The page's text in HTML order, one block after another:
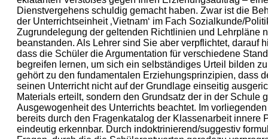
Dienstvergehens schuldig gemacht haben. Zwar ist die
der Unterrichtseinheit ‚Vietnam‘ im Fach Sozialkunde/
Zugrundelegung der geltenden Richtlinien und Lehrpläne
beanstanden. Als Lehrer sind Sie aber verpflichtet, darauf
dass die Schüler die Argumentation für verschiedene
begreifen lernen, um sich ein selbständiges Urteil bilden
gehört zu den fundamentalen Erziehungsprinzipien, dass
seinen Unterricht nicht auf der Grundlage einseitig
Materials erteilt, sondern den Grundsatz der in der Schule
Ausgewogenheit des Unterrichts beachtet. Im
bereits durch den Fragenkatalog der Klassenarbeit innere
eindeutig erkennbar. Durch indoktrinierend/suggestiv